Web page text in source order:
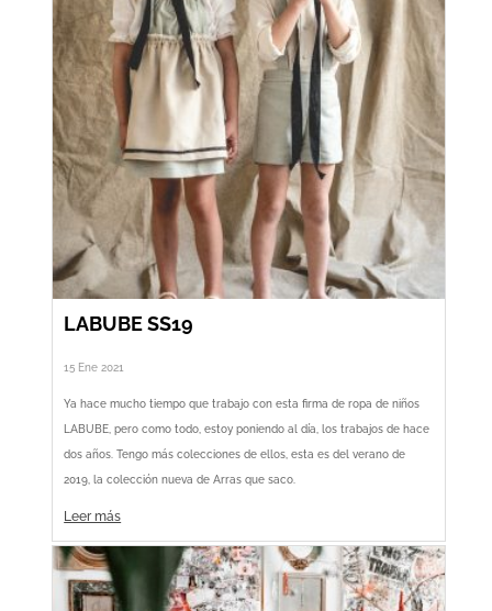
LABUBE SS19
15 Ene 2021
Ya hace mucho tiempo que trabajo con esta firma de ropa de niños
LABUBE, pero como todo, estoy poniendo al día, los trabajos de hace
dos años. Tengo más colecciones de ellos, esta es del verano de
2019, la colección nueva de Arras que saco.
Leer más